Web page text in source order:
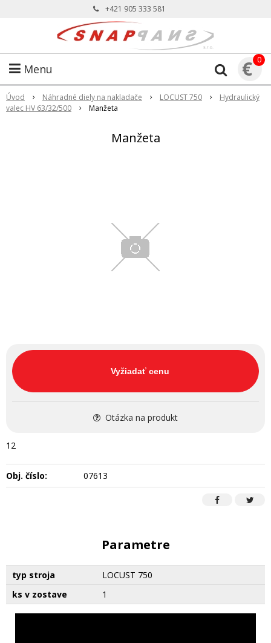
+421 905 333 581
Menu € 0
Úvod Náhradné diely na nakladače LOCUST 750
Hydraulický
valec HV 63/32/500
Manžeta
Manžeta
Vyžiadať cenu
Otázka na produkt
12
Obj. číslo: 07613
Parametre
typ stroja
LOCUST 750
ks v zostave
1